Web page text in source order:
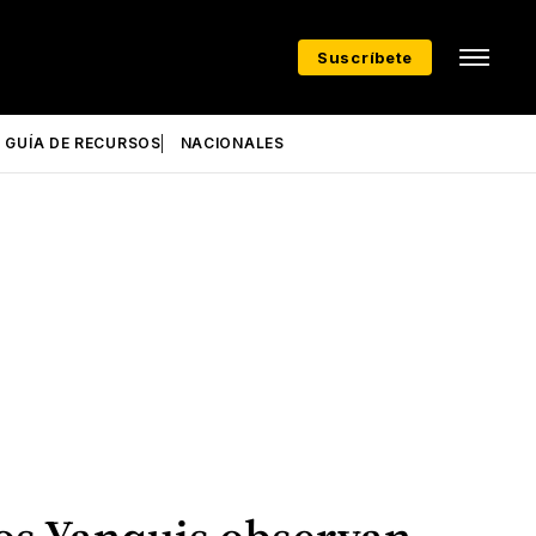
Suscríbete
GUÍA DE RECURSOS NACIONALES